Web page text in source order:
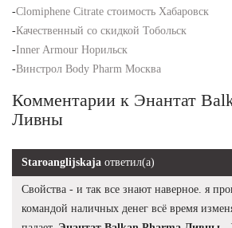
-Clomiphene Citrate стоимость Хабаровск
-Качественный со скидкой Тобольск
-Inner Armour Норильск
-Винстрол Body Pharm Москва
Комментарии к Энантат
Ливны
Staroanglijskaja ответил(а)
Свойства - и так все знают наверное. я
командой наличных денег всё время